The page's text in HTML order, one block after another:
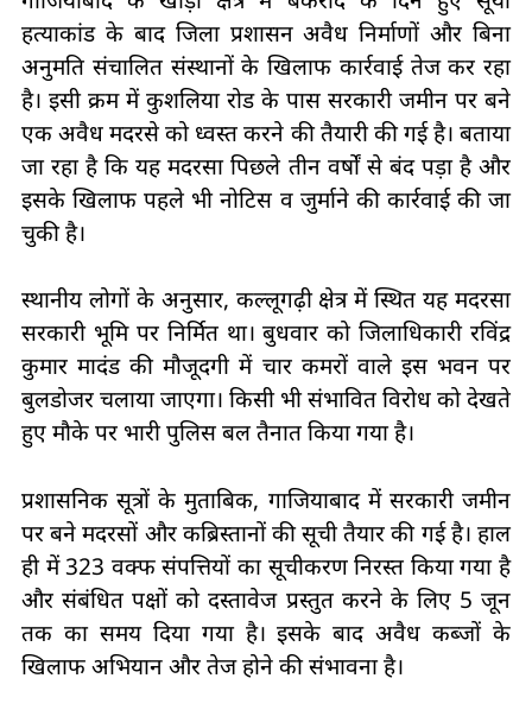
हत्याकांड के बाद जिला प्रशासन अवैध निर्माणों और बिना
अनुमति संचालित संस्थानों के खिलाफ कार्रवाई तेज कर रहा
है। इसी क्रम में कुशलिया रोड के पास सरकारी जमीन पर बने
एक अवैध मदरसे को ध्वस्त करने की तैयारी की गई है। बताया
जा रहा है कि यह मदरसा पिछले तीन वर्षों से बंद पड़ा है और
इसके खिलाफ पहले भी नोटिस व जुर्माने की कार्रवाई की जा
चुकी है।
स्थानीय लोगों के अनुसार, कल्लूगढ़ी क्षेत्र में स्थित यह मदरसा
सरकारी भूमि पर निर्मित था। बुधवार को जिलाधिकारी रविंद्र
कुमार मादंड की मौजूदगी में चार कमरों वाले इस भवन पर
बुलडोजर चलाया जाएगा। किसी भी संभावित विरोध को देखते
हुए मौके पर भारी पुलिस बल तैनात किया गया है।
प्रशासनिक सूत्रों के मुताबिक, गाजियाबाद में सरकारी जमीन
पर बने मदरसों और कब्रिस्तानों की सूची तैयार की गई है। हाल
ही में 323 वक्फ संपत्तियों का सूचीकरण निरस्त किया गया है
और संबंधित पक्षों को दस्तावेज प्रस्तुत करने के लिए 5 जून
तक का समय दिया गया है। इसके बाद अवैध कब्जों के
खिलाफ अभियान और तेज होने की संभावना है।